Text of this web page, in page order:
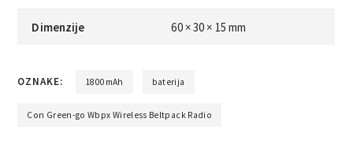
Dimenzije 60 × 30 × 15 mm
OZNAKE: 1800mAh baterija
Con Green-go Wbpx Wireless Beltpack Radio